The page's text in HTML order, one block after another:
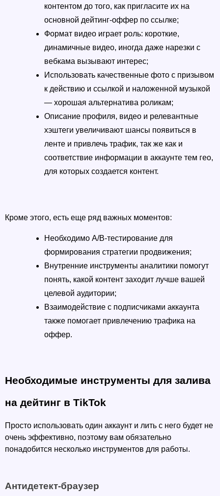
контентом до того, как пригласите их на
основной дейтинг-оффер по ссылке;
Формат видео играет роль: короткие,
динамичные видео, иногда даже нарезки с
вебкама вызывают интерес;
Использовать качественные фото с призывом
к действию и ссылкой и наложенной музыкой
— хорошая альтернатива роликам;
Описание профиля, видео и релевантные
хэштеги увеличивают шансы появиться в
ленте и привлечь трафик, так же как и
соответствие информации в аккаунте тем гео,
для которых создается контент.
Кроме этого, есть еще ряд важных моментов:
Необходимо A/B-тестирование для
формирования стратегии продвижения;
Внутренние инструменты аналитики помогут
понять, какой контент заходит лучше вашей
целевой аудитории;
Взаимодействие с подписчиками аккаунта
также помогает привлечению трафика на
оффер.
Необходимые инструменты для залива
на дейтинг в TikTok
Просто использовать один аккаунт и лить с него будет не
очень эффективно, поэтому вам обязательно
понадобится несколько инструментов для работы.
Антидетект-браузер